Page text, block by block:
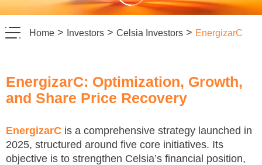
Home > Investors > Celsia Investors > EnergizarC
EnergizarC: Optimization, Growth,
and Share Price Recovery
EnergizarC is a comprehensive strategy launched in
2025, structured around five core initiatives. Its
objective is to strengthen Celsia’s financial position,